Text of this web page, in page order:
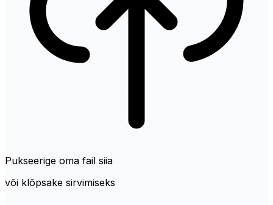
Pukseerige oma fail siia
või klõpsake sirvimiseks